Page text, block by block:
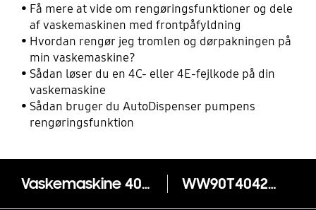
Få mere at vide om rengøringsfunktioner og dele
af vaskemaskinen med frontpåfyldning
Hvordan rengør jeg tromlen og dørpakningen på
min vaskemaskine?
Sådan løser du en 4C- eller 4E-fejlkode på din
vaskemaskine
Sådan bruger du AutoDispenser pumpens
rengøringsfunktion
Vaskemaskine 4000 Series WW90T4042CT/EE 9kg WW90T4042CT